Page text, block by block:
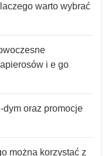
warto wybrać
i e go
dym oraz promocje
można korzystać z